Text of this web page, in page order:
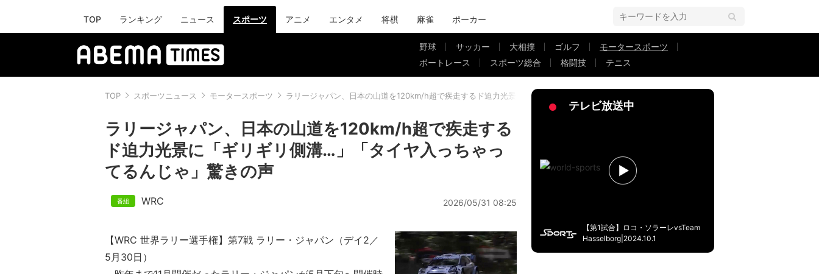
TOP ランキング ニュース スポーツ アニメ エンタメ 将棋 麻雀 ポーカー
野球 サッカー 大相撲 ゴルフ
モータースポーツ
ボートレース
スポーツ総合 格闘技 テニス
TOP スポーツニュース モータースポーツ ラリージャパン、日本の山道を120km/h超で疾走するド迫力光景に「ギリギリ側溝…」「タイヤ入っちゃってるんじゃ」驚きの声
ラリージャパン、日本の山道を120km/h超で疾走する
ド迫力光景に「ギリギリ側溝…」「タイヤ入っちゃっ
てるんじゃ」驚きの声
WRC 2026/05/31 08:25
【WRC 世界ラリー選手権】第7戦 ラリー・ジャパン（デイ2／
5月30日）
テレビ放送中
【第1試合】ロコ・ソラーレvsTeam
Hasselborg|2024.10.1